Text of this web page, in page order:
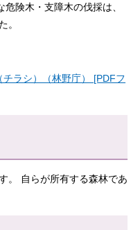
険木・支障木の伐採は、
。
ラシ）（林野庁） [PDFフ
。 自らが所有する森林であ